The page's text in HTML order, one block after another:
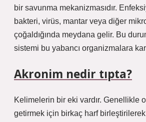
bir savunma mekanizmasıdır.
bakteri, virüs, mantar veya diğer
çoğaldığında meydana gelir. Bu
sistemi bu yabancı organizmalara
Akronim nedir tıpta?
Kelimelerin bir eki vardır. Genellikle
getirmek için birkaç harf